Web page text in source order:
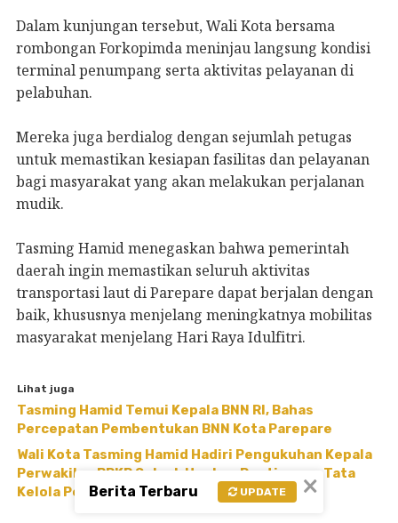
Dalam kunjungan tersebut, Wali Kota bersama
rombongan Forkopimda meninjau langsung kondisi
terminal penumpang serta aktivitas pelayanan di
pelabuhan.
Mereka juga berdialog dengan sejumlah petugas
untuk memastikan kesiapan fasilitas dan pelayanan
bagi masyarakat yang akan melakukan perjalanan
mudik.
Tasming Hamid menegaskan bahwa pemerintah
daerah ingin memastikan seluruh aktivitas
transportasi laut di Parepare dapat berjalan dengan
baik, khususnya menjelang meningkatnya mobilitas
masyarakat menjelang Hari Raya Idulfitri.
Lihat juga
Tasming Hamid Temui Kepala BNN RI, Bahas
Percepatan Pembentukan BNN Kota Parepare
Wali Kota Tasming Hamid Hadiri Pengukuhan Kepala
Perwakilan BPKP Sulsel, Ungkap Pentingnya Tata
Kelola Pemerintahan yang Akuntabel
×
Berita Terbaru UPDATE